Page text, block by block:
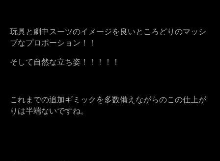
玩具と劇中スーツのイメージを良いところどりのマッシ
ブなプロポーション！！
そして自然な立ち姿！！！！！
これまでの追加ギミックを多数備えながらのこの仕上が
りは半端ないですね。